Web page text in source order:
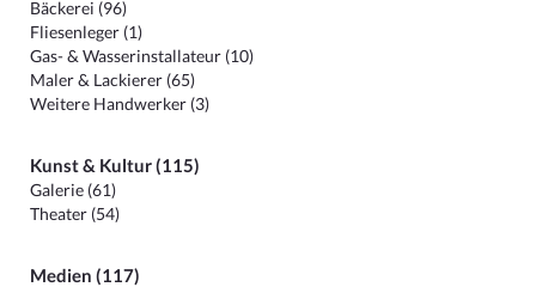
Bäckerei (96)
Fliesenleger (1)
Gas- & Wasserinstallateur (10)
Maler & Lackierer (65)
Weitere Handwerker (3)
Kunst & Kultur (115)
Galerie (61)
Theater (54)
Medien (117)